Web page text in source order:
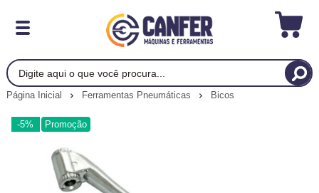
Página Inicial Ferramentas Pneumáticas Bicos
-5% Promoção